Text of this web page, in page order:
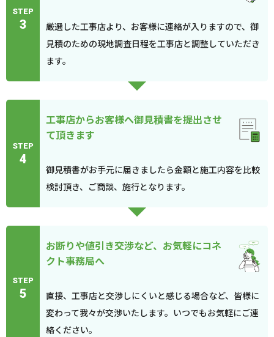
STEP
3
厳選した工事店より、お客様に連絡が入りますので、御
見積のための現地調査日程を工事店と調整していただき
ます。
STEP
4
工事店からお客様へ御見積書を提出させ
て頂きます
御見積書がお手元に届きましたら金額と施工内容を比較
検討頂き、ご商談、施行となります。
STEP
5
お断りや値引き交渉など、お気軽にコネ
クト事務局へ
直接、工事店と交渉しにくいと感じる場合など、皆様に
変わって我々が交渉いたします。いつでもお気軽にご連
絡ください。